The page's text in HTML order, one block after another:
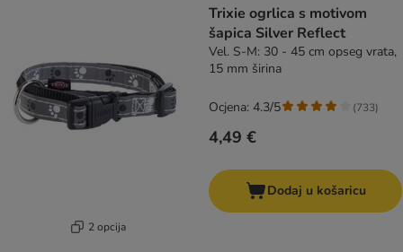
2 opcija
Trixie ogrlica s motivom
šapica Silver Reflect
Vel. S-M: 30 - 45 cm opseg vrata,
15 mm širina
4,49 €
Ocjena: 4.3/5 (733)
Dodaj u košaricu